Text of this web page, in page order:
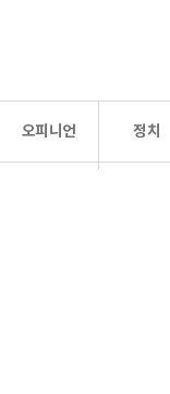
오피니언 정치